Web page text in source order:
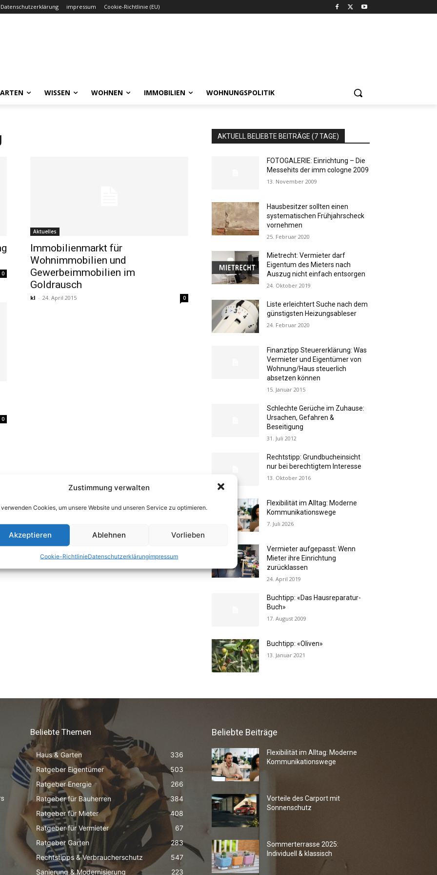
Zustimmung verwalten
verwenden Cookies, um unsere Website und unseren Service zu optimieren.
Akzeptieren Ablehnen Vorlieben
Cookie-RichtlinieDatenschutzerklärungimpressum
Datenschutzerklärung impressum Cookie-Richtlinie (EU)
WISSEN WOHNEN IMMOBILIEN WOHNUNGSPOLITIK
0
Aktuelles
Immobilienmarkt für
Wohnimmobilien und
Gewerbeimmobilien im
Goldrausch
kl - 24. April 2015 0
0
AKTUELL BELIEBTE BEITRÄGE (7 TAGE)
FOTOGALERIE: Einrichtung – Die
Messehits der imm cologne 2009
13. November 2009
Hausbesitzer sollten einen
systematischen Frühjahrscheck
vornehmen
25. Februar 2020
Mietrecht: Vermieter darf
Eigentum des Mieters nach
Auszug nicht einfach entsorgen
24. Oktober 2019
Liste erleichtert Suche nach dem
günstigsten Heizungsableser
24. Februar 2020
Finanztipp Steuererklärung: Was
Vermieter und Eigentümer von
Wohnung/Haus steuerlich
absetzen können
15. Januar 2015
Schlechte Gerüche im Zuhause:
Ursachen, Gefahren &
Beseitigung
31. Juli 2012
Rechtstipp: Grundbucheinsicht
nur bei berechtigtem Interesse
13. Oktober 2016
Flexibilität im Alltag: Moderne
Kommunikationswege
7. Juli 2026
Vermieter aufgepasst: Wenn
Mieter ihre Einrichtung
zurücklassen
24. April 2019
Buchtipp: «Das Hausreparatur-
Buch»
17. August 2009
Buchtipp: «Oliven»
13. Januar 2021
Beliebte Themen
Haus & Garten
336
Ratgeber Eigentümer
503
Ratgeber Energie
266
Ratgeber für Bauherren
384
Ratgeber für Mieter
408
Ratgeber für Vermieter
67
Ratgeber Garten
283
Rechtstipps & Verbraucherschutz
547
Sanierung & Modernisierung
223
Beliebte Beiträge
Flexibilität im Alltag: Moderne
Kommunikationswege
Vorteile des Carport mit
Sonnenschutz
Sommerterrasse 2025:
Individuell & klassisch